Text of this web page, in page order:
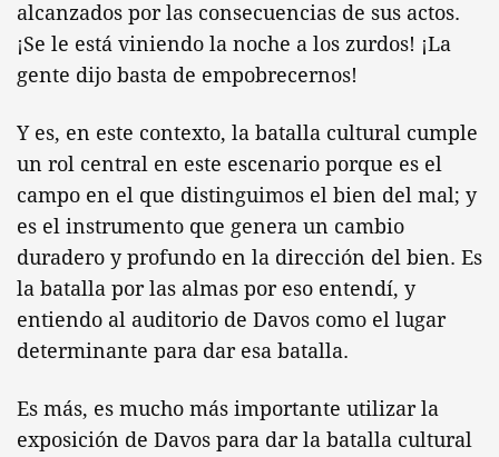
alcanzados por las consecuencias de sus actos.
¡Se le está viniendo la noche a los zurdos! ¡La
gente dijo basta de empobrecernos!
Y es, en este contexto, la batalla cultural cumple
un rol central en este escenario porque es el
campo en el que distinguimos el bien del mal; y
es el instrumento que genera un cambio
duradero y profundo en la dirección del bien. Es
la batalla por las almas por eso entendí, y
entiendo al auditorio de Davos como el lugar
determinante para dar esa batalla.
Es más, es mucho más importante utilizar la
exposición de Davos para dar la batalla cultural